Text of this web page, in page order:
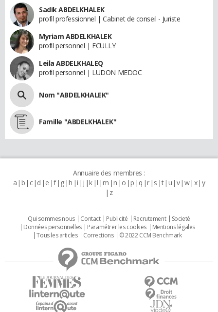
Sadik ABDELKHALEK
profil professionnel | Cabinet de conseil - Juriste
Myriam ABDELKHALEK
profil personnel | ECULLY
Leila ABDELKHALEQ
profil personnel | LUDON MEDOC
Nom "ABDELKHALEK"
Famille "ABDELKHALEK"
Annuaire des membres :
a b c d e f g h i j k l m n o p q r s t u v w x y
z
Qui sommes nous Contact Publicité Recrutement
Societé
Données personnelles
Paramétrer les cookies
Mentions légales
Tous les articles
Corrections © 2022 CCM Benchmark